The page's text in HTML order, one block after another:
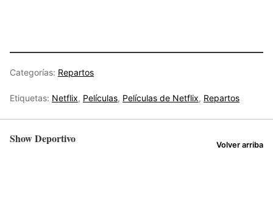
Categorías: Repartos
Etiquetas: Netflix, Películas, Películas de Netflix, Repartos
Show Deportivo Volver arriba